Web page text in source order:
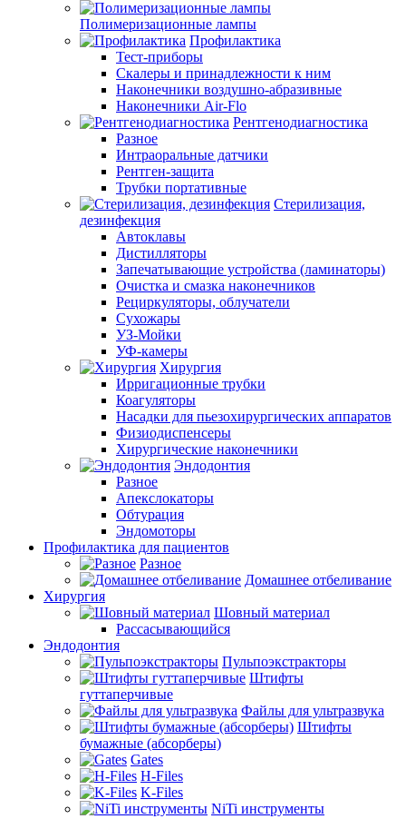
Полимеризационные лампы
Профилактика
Тест-приборы
Скалеры и принадлежности к ним
Наконечники воздушно-абразивные
Наконечники Air-Flo
Рентгенодиагностика
Разное
Интраоральные датчики
Рентген-защита
Трубки портативные
Стерилизация,
дезинфекция
Автоклавы
Дистилляторы
Запечатывающие устройства (ламинаторы)
Очистка и смазка наконечников
Рециркуляторы, облучатели
Сухожары
УЗ-Мойки
УФ-камеры
Хирургия
Ирригационные трубки
Коагуляторы
Насадки для пьезохирургических аппаратов
Физиодиспенсеры
Хирургические наконечники
Эндодонтия
Разное
Апекслокаторы
Обтурация
Эндомоторы
Профилактика для пациентов
Разное
Домашнее отбеливание
Хирургия
Шовный материал
Рассасывающийся
Эндодонтия
Пульпоэкстракторы
Штифты
гуттаперчивые
Файлы для ультразвука
Штифты
бумажные (абсорберы)
Gates
H-Files
K-Files
NiTi инструменты